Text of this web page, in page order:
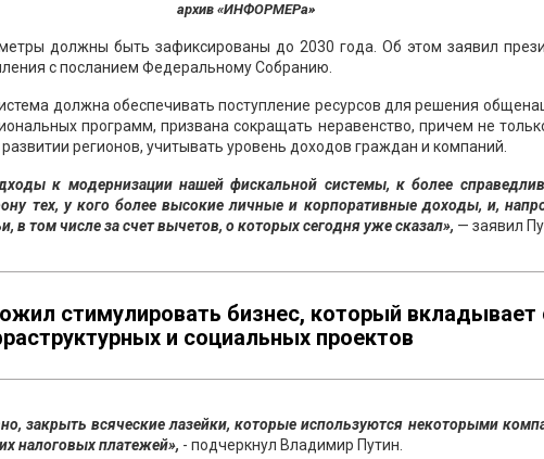
архив «ИНФОРМЕРа»
должны быть зафиксированы до 2030 года. Об этом заявил
с посланием Федеральному Собранию.
должна обеспечивать поступление ресурсов для решения
программ, призвана сокращать неравенство, причем не
регионов, учитывать уровень доходов граждан и компаний.
к модернизации нашей фискальной системы, к более
тех, у кого более высокие личные и корпоративные доходы, и,
в том числе за счет вычетов, о которых сегодня уже сказал», — заявил
стимулировать бизнес, который вкладывает
и социальных проектов
закрыть всяческие лазейки, которые используются некоторыми
налоговых платежей», - подчеркнул Владимир Путин.